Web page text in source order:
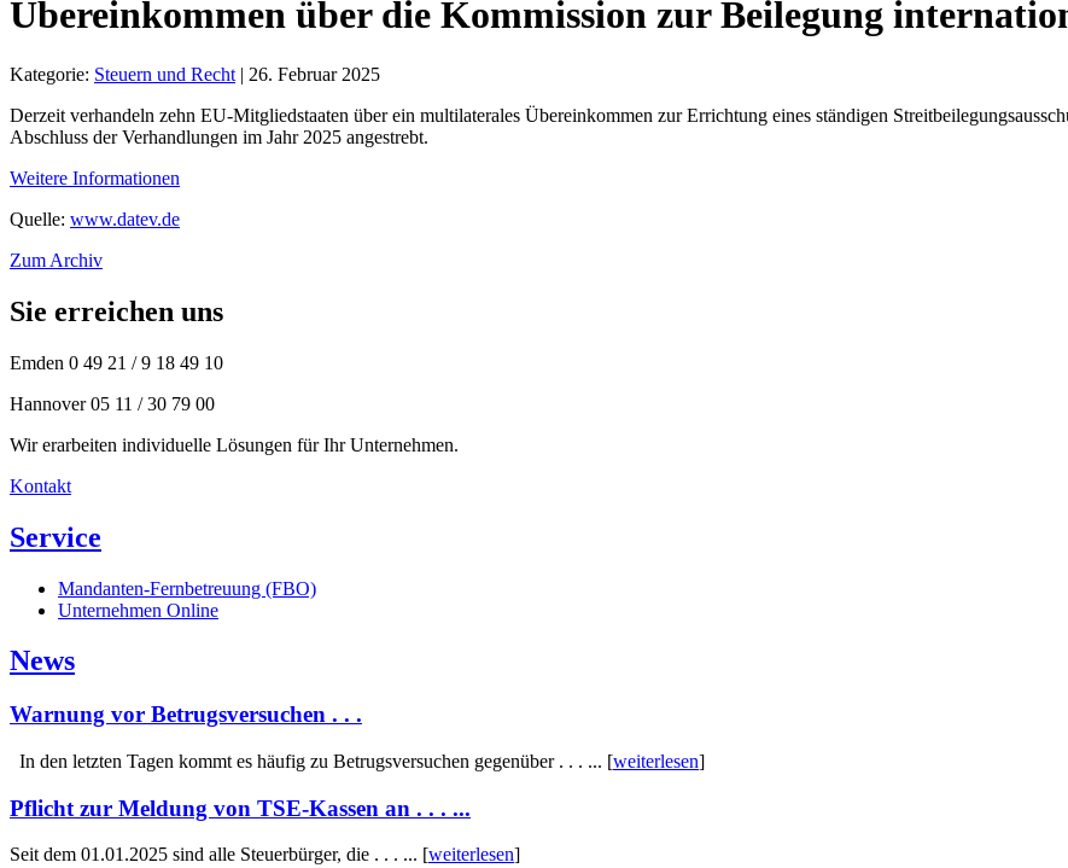
Übereinkommen über die Kommission zur Beilegung
Kategorie: Steuern und Recht | 26. Februar 2025
Derzeit verhandeln zehn EU-Mitgliedstaaten über ein multilaterales Übereinkommen zur Errichtung eines ständigen
Abschluss der Verhandlungen im Jahr 2025 angestrebt.
Weitere Informationen
Quelle: www.datev.de
Zum Archiv
Sie erreichen uns
Emden 0 49 21 / 9 18 49 10
Hannover05 11 / 30 79 00
Wir erarbeiten individuelle Lösungen für Ihr Unternehmen.
Kontakt
Service
Mandanten-Fernbetreuung (FBO)
Unternehmen Online
News
Warnung vor Betrugsversuchen . . .
In den letzten Tagen kommt es häufig zu Betrugsversuchen gegenüber . . . ... [weiterlesen]
Pflicht zur Meldung von TSE-Kassen an . . . ...
Seit dem 01.01.2025 sind alle Steuerbürger, die . . . ... [weiterlesen]